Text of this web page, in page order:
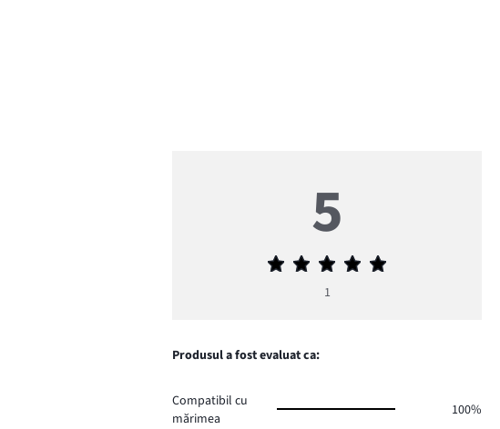
5
Evaluarea
5
1
Produsul a fost evaluat ca:
Compatibil cu
mărimea
100%